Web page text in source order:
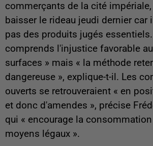
commerçants de la cité
baisser le rideau jeudi dernier car
pas des produits jugés
comprends l'injustice favorable
surfaces » mais « la méthode
dangereuse », explique-t-il. Les
ouverts se retrouveraient « en
et donc d'amendes », précise
qui « encourage la
moyens légaux ».